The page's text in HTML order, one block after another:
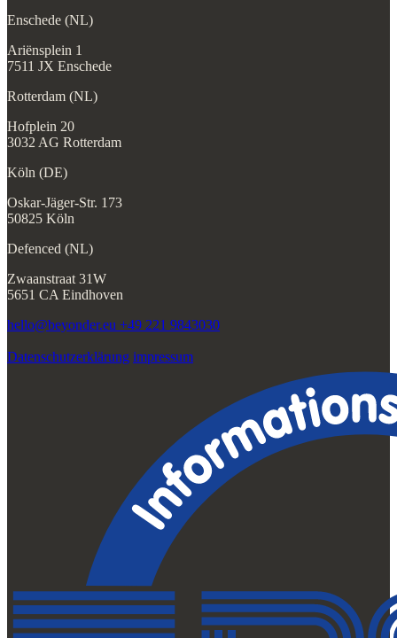
Enschede (NL)
Ariënsplein 1
7511 JX Enschede
Rotterdam (NL)
Hofplein 20
3032 AG Rotterdam
Köln (DE)
Oskar-Jäger-Str. 173
50825 Köln
Defenced (NL)
Zwaanstraat 31W
5651 CA Eindhoven
hello@beyonder.eu +49 221 9843030
Datenschutzerklärung impressum